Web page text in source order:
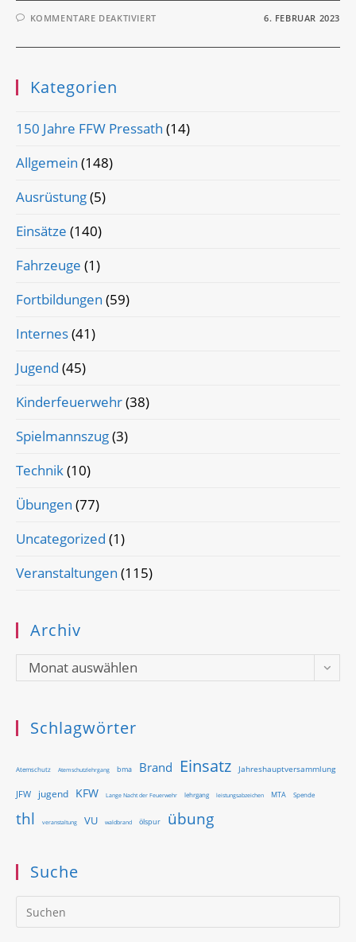
KOMMENTARE DEAKTIVIERTFÜR 6. FEBRUAR 2023
Kategorien
150 Jahre FFW Pressath (14)
Allgemein (148)
Ausrüstung(5)
Einsätze (140)
Fahrzeuge (1)
Fortbildungen (59)
Internes(41)
Jugend (45)
Kinderfeuerwehr(38)
Spielmannszug(3)
Technik(10)
Übungen (77)
Uncategorized (1)
Veranstaltungen (115)
Archiv
Archiv
Monat auswählen
Schlagwörter
Atemschutz Atemschutzlehrgang bma Brand Einsatz Jahreshauptversammlung
JFW jugend KFW Lange Nacht der Feuerwehr lehrgang leistungsabzeichen MTA Spende
thl veranstaltung VU waldbrand ölspur übung
Suche